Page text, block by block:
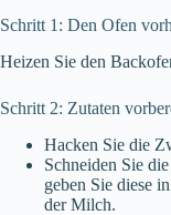
Schritt 1: Den Ofen
Heizen Sie den
Schritt 2: Zutaten
Hacken Sie die
Schneiden Sie
geben Sie diese
der Milch.